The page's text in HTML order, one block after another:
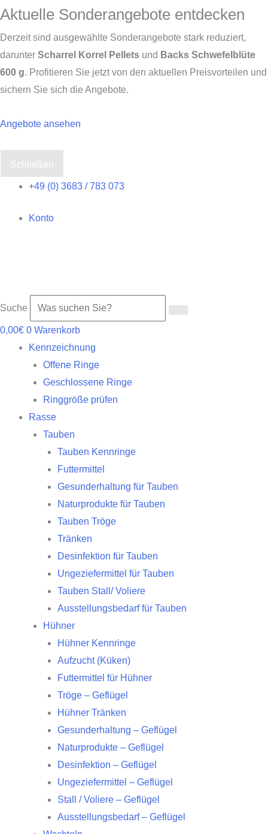
Aktuelle Sonderangebote entdecken
Derzeit sind ausgewählte Sonderangebote stark reduziert,
darunter Scharrel Korrel Pellets und Backs Schwefelblüte
600 g. Profitieren Sie jetzt von den aktuellen Preisvorteilen und
sichern Sie sich die Angebote.
Angebote ansehen
Schließen
springen
+49 (0) 3683 / 783 073
Konto
Suche
0,00€ 0 Warenkorb
Kennzeichnung
Offene Ringe
Geschlossene Ringe
Ringgröße prüfen
Rasse
Tauben
Tauben Kennringe
Futtermittel
Gesunderhaltung für Tauben
Naturprodukte für Tauben
Tauben Tröge
Tränken
Desinfektion für Tauben
Ungeziefermittel für Tauben
Tauben Stall/ Voliere
Ausstellungsbedarf für Tauben
Hühner
Hühner Kennringe
Aufzucht (Küken)
Futtermittel für Hühner
Tröge – Geflügel
Hühner Tränken
Gesunderhaltung – Geflügel
Naturprodukte – Geflügel
Desinfektion – Geflügel
Ungeziefermittel – Geflügel
Stall / Voliere – Geflügel
Ausstellungsbedarf – Geflügel